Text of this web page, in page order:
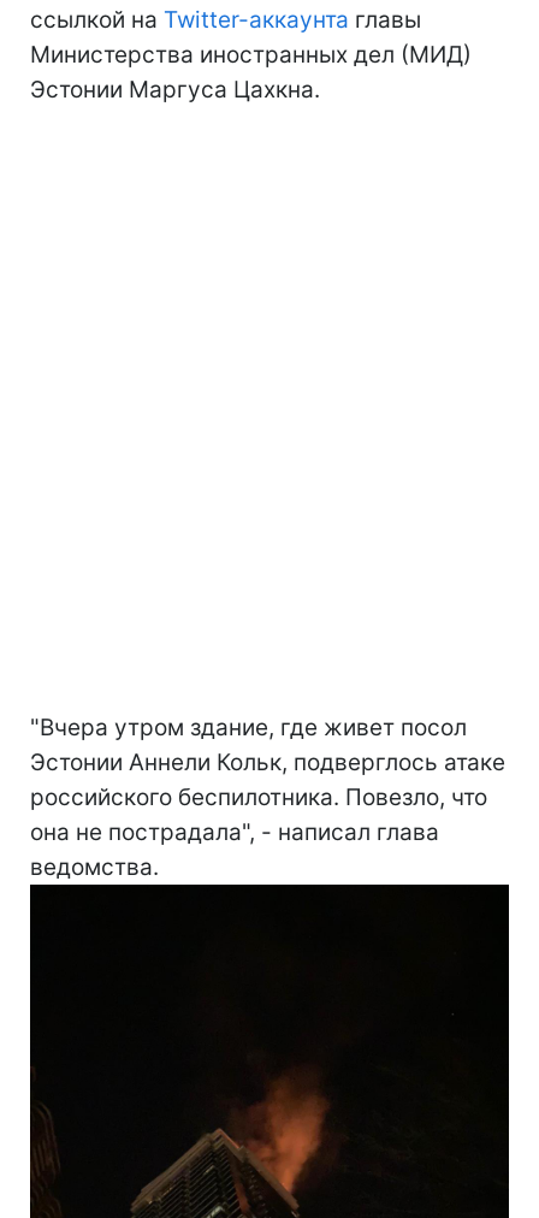
ссылкой на Twitter-аккаунта главы
Министерства иностранных дел (МИД)
Эстонии Маргуса Цахкна.
"Вчера утром здание, где живет посол
Эстонии Аннели Кольк, подверглось атаке
российского беспилотника. Повезло, что
она не пострадала", - написал глава
ведомства.